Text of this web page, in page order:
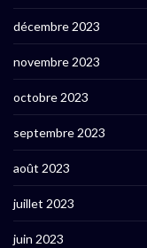
décembre 2023
novembre 2023
octobre 2023
septembre 2023
août 2023
juillet 2023
juin 2023